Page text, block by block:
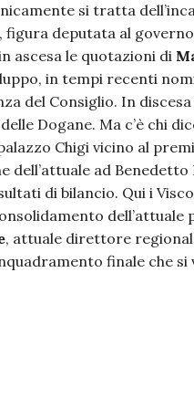
si tratta
figura deputata al
ascesa le quotazioni di
in tempi recenti
del Consiglio. In
Dogane. Ma c’è chi
Chigi vicino al
dell’attuale ad
di bilancio. Qui i
dell’attuale
, attuale direttore
finale che